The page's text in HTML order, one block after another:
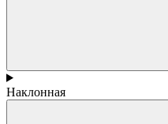
Наклонная